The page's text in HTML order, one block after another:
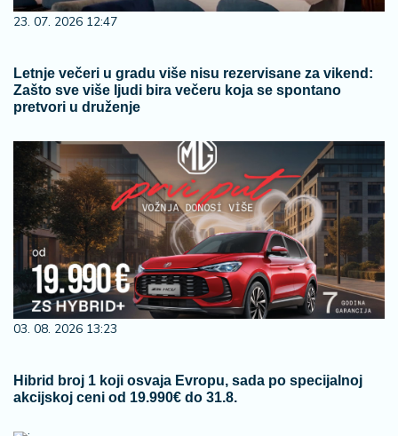
23. 07. 2026 12:47
Letnje večeri u gradu više nisu rezervisane za vikend:
Zašto sve više ljudi bira večeru koja se spontano
pretvori u druženje
03. 08. 2026 13:23
Hibrid broj 1 koji osvaja Evropu, sada po specijalnoj
akcijskoj ceni od 19.990€ do 31.8.